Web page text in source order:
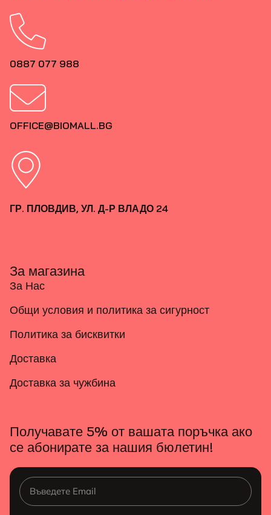
0887 077 988
OFFICE@BIOMALL.BG
ГР. ПЛОВДИВ, УЛ. Д-Р ВЛАДО 24
За магазина
За Нас
Общи условия и политика за сигурност
Политика за бисквитки
Доставка
Доставка за чужбина
Получавате 5% от вашата поръчка ако
се абонирате за нашия бюлетин!